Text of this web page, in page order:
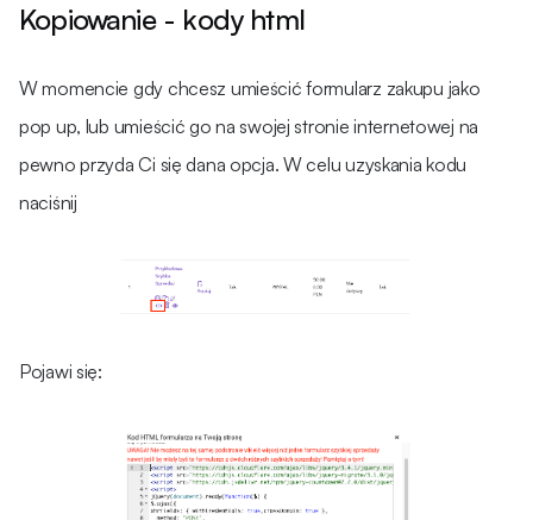
Kopiowanie - kody html
W momencie gdy chcesz umieścić formularz zakupu jako
pop up, lub umieścić go na swojej stronie internetowej na
pewno przyda Ci się dana opcja. W celu uzyskania kodu
naciśnij
Pojawi się: